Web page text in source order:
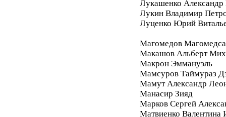
Лукашенко Александр
Лукин Владимир
Луценко Юрий
Магомедов
Макашов Альберт
Макрон Эммануэль
Мамсуров Таймураз
Мамут Александр
Манасир Зияд
Марков Сергей
Матвиенко Валентина